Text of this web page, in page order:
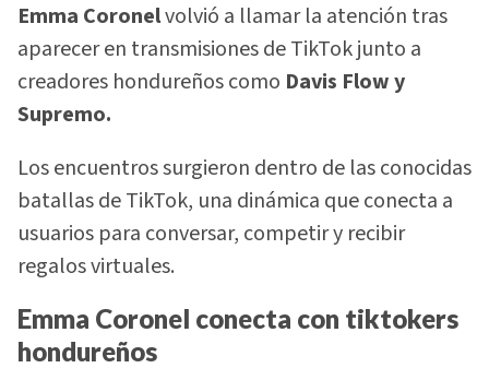
Emma Coronelvolvió a llamar la atención tras
aparecer en transmisiones de TikTok junto a
creadores hondureños como Davis Flow y
Supremo.
Los encuentros surgieron dentro de las conocidas
batallas de TikTok, una dinámica que conecta a
usuarios para conversar, competir y recibir
regalos virtuales.
Emma Coronel conecta con tiktokers
hondureños